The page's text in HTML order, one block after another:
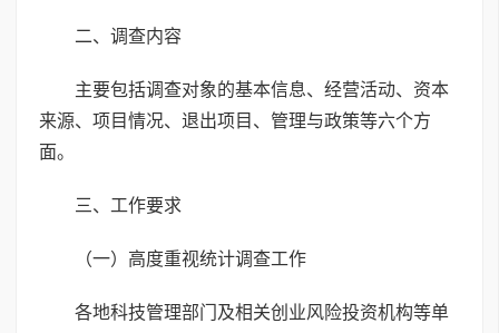
二、调查内容
主要包括调查对象的基本信息、经营活动、资本
来源、项目情况、退出项目、管理与政策等六个方
面。
三、工作要求
（一）高度重视统计调查工作
各地科技管理部门及相关创业风险投资机构等单